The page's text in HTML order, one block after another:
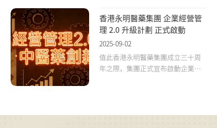
色產品。
香港永明醫藥集團 企業經營管
理 2.0 升級計劃 正式啟動
2025-09-02
值此香港永明醫藥集團成立三十周
年之際，集團正式宣布啟動企業經